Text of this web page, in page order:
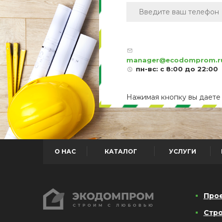
пн-вс: с 8:00 до 22:00
Нажимая кнопку вы даете
О НАС КАТАЛОГ УСЛУГИ